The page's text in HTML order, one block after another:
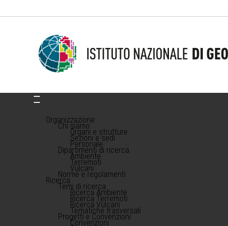
Organizzazione
Chi siamo
Organi e strutture
Sezioni e sedi
Personale
Dipartimenti di ricerca
Ambiente
Terremoti
Vulcani
Norme e regolamenti
Ricerca
Temi di ricerca
Ricerca Ambiente
Ricerca Terremoti
Ricerca Vulcani
Tematiche trasversali
Progetti e Convenzioni
Convenzioni